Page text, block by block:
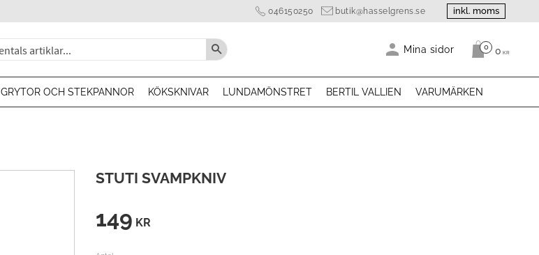
046150250 butik@hasselgrens.se inkl. moms
Mina sidor Antal
0 0 KR
GRYTOR OCH STEKPANNOR KÖKSKNIVAR LUNDAMÖNSTRET BERTIL VALLIEN VARUMÄRKEN
STUTI SVAMPKNIV
149 KR